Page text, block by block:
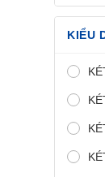
KIỂU